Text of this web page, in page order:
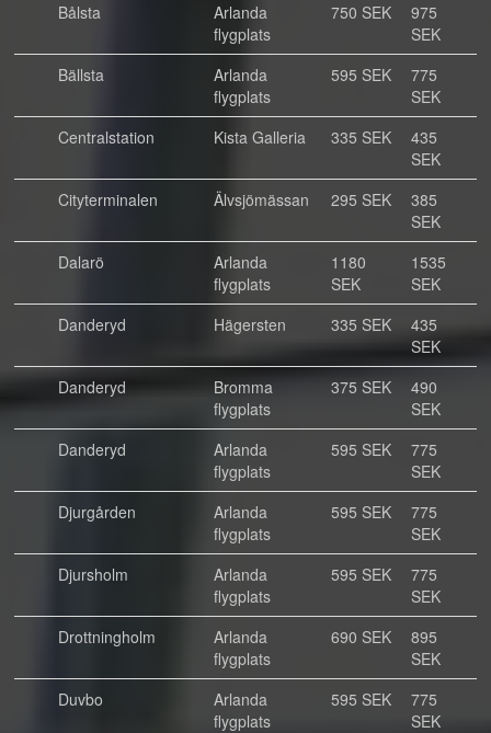
Bålsta
Arlanda
flygplats
750 SEK
975
SEK
Bällsta
Arlanda
flygplats
595 SEK
775
SEK
Centralstation
Kista Galleria 335 SEK
435
SEK
Cityterminalen
Älvsjömässan 295 SEK
385
SEK
Dalarö
Arlanda
flygplats
1180
SEK
1535
SEK
Danderyd
Hägersten 335 SEK
435
SEK
Danderyd
Bromma
flygplats
375 SEK
490
SEK
Danderyd
Arlanda
flygplats
595 SEK
775
SEK
Djurgården
Arlanda
flygplats
595 SEK
775
SEK
Djursholm
Arlanda
flygplats
595 SEK
775
SEK
Drottningholm
Arlanda
flygplats
690 SEK
895
SEK
Duvbo
Arlanda
flygplats
595 SEK
775
SEK